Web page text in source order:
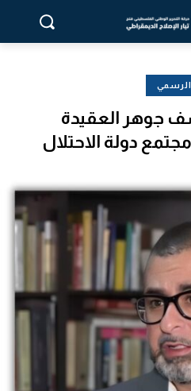
جوهر العقيدة
دولة الاحتلال